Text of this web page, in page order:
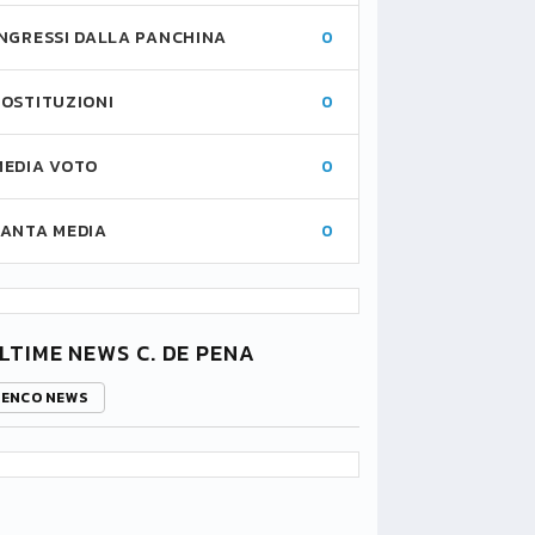
DALLA PANCHINA 0
0
VOTO 0
MEDIA 0
NEWS C. DE PENA
NEWS